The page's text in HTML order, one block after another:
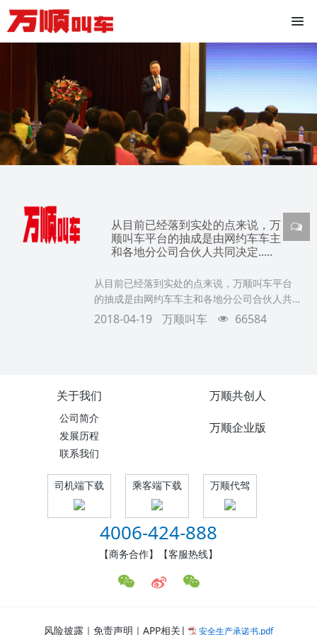
从目前已经落到实处的点来说，万
顺叫车平台的抽成是由网约车车主
和各地分公司合伙人共同决定.....
从目前已经落到实处的点来说，万顺叫车平台
的抽成是由网约车车主和各地分公司合伙人共
同决定，能有效保证网约车车主的权益和收
顺叫车合伙人们的收益也会随之增长。总而言
价值、更快乐、更有尊严。
2018-04-19 万顺叫车 66584
关于我们
公司简介
发展历程
联系我们
万顺共创人
万顺企业版
司机端下载 乘客端下载 万顺代驾
4006-424-888
【商务合作】【客服热线】
风险披露｜免责声明｜APP相关| 安全生产承诺书.pdf